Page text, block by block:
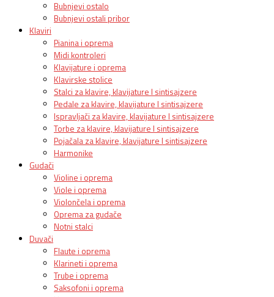
Bubnjevi ostalo
Bubnjevi ostali pribor
Klaviri
Pianina i oprema
Midi kontroleri
Klavijature i oprema
Klavirske stolice
Stalci za klavire, klavijature I sintisajzere
Pedale za klavire, klavijature I sintisajzere
Ispravljači za klavire, klavijature I sintisajzere
Torbe za klavire, klavijature I sintisajzere
Pojačala za klavire, klavijature I sintisajzere
Harmonike
Gudači
Violine i oprema
Viole i oprema
Violončela i oprema
Oprema za gudače
Notni stalci
Duvači
Flaute i oprema
Klarineti i oprema
Trube i oprema
Saksofoni i oprema